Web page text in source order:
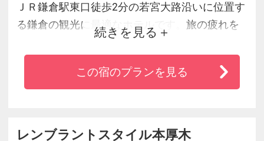
ＪＲ鎌倉駅東口徒歩2分の若宮大路沿いに位置す
る鎌倉の観光に最適なホテルです。旅の疲れを
いやす木のぬくもりを感じるロビーが皆さまを
お迎えします。客室は全室禁煙と洗い場つきバ
スルームを完備。足元まで広がる大きな窓から
リアルームなど、全12種類のお部屋をご用意し
続きを見る
この宿のプランを見る
レンブラントスタイル本厚木